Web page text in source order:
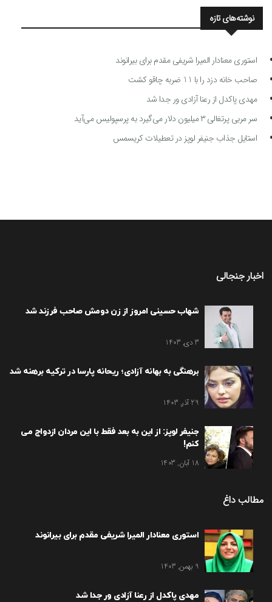
نوشته‌های تازه
استوری معنادار المیرا شریفی مقدم برای بیرانوند
صاحب خانه دزد را با 11 ضربه چاقو کشت
مهدی پاکدل از رعنا آزادی ور جدا شد
سر مربی پرتغالی ۳ میلیون دلار می‌گیرد به پرسپولیس می‌آید
استایل جذاب جنیفر لوپز در تعطیلات کریسمس
اخبار جنجالی
شهاب حسینی امروز از زن دومش صاحب فرزند شد
3 دی, 1403
برهنگی به بهانه آزادی؛ ریحانه پارسا در ترکیه برهنه شد
29 آذر, 1403
جنیفر لوپز: از این به بعد فقط با این مردان ازدواج می
کنم!
18 آبان, 1403
مطالب داغ
استوری معنادار المیرا شریفی مقدم برای بیرانوند
9 بهمن, 1403
مهدی پاکدل از رعنا آزادی ور جدا شد